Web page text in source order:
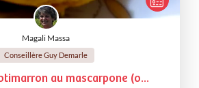
Magali Massa
Conseillère Guy Demarle
au mascarpone (o...